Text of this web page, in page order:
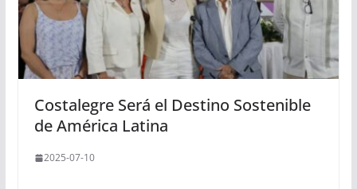
Costalegre Será el Destino Sostenible
de América Latina
2025-07-10